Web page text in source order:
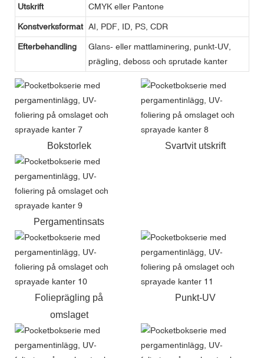
Utskrift CMYK eller Pantone
Konstverksformat AI, PDF, ID, PS, CDR
Efterbehandling
Glans- eller mattlaminering, punkt-UV,
prägling, deboss och sprutade kanter
Bokstorlek Svartvit utskrift
Pergamentinsats
Folieprägling på
omslaget
Punkt-UV